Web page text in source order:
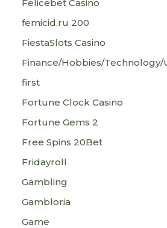
Felicebet Casino
femicid.ru 200
FiestaSlots Casino
Finance/Hobbies/
first
Fortune Clock Casino
Fortune Gems 2
Free Spins 20Bet
Fridayroll
Gambling
Gambloria
Game